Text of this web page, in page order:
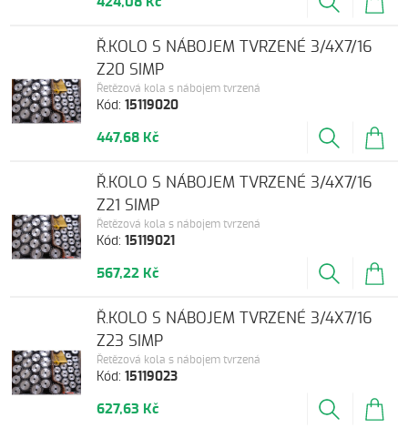
Kód:15119020
Řetězová kola s nábojem tvrzená
Ř.KOLO S NÁBOJEM TVRZENÉ 3/4X7/16
Z20 SIMP
447,68 Kč
Kód:15119021
Řetězová kola s nábojem tvrzená
Ř.KOLO S NÁBOJEM TVRZENÉ 3/4X7/16
Z21 SIMP
567,22 Kč
Kód:15119023
Řetězová kola s nábojem tvrzená
Ř.KOLO S NÁBOJEM TVRZENÉ 3/4X7/16
Z23 SIMP
627,63 Kč